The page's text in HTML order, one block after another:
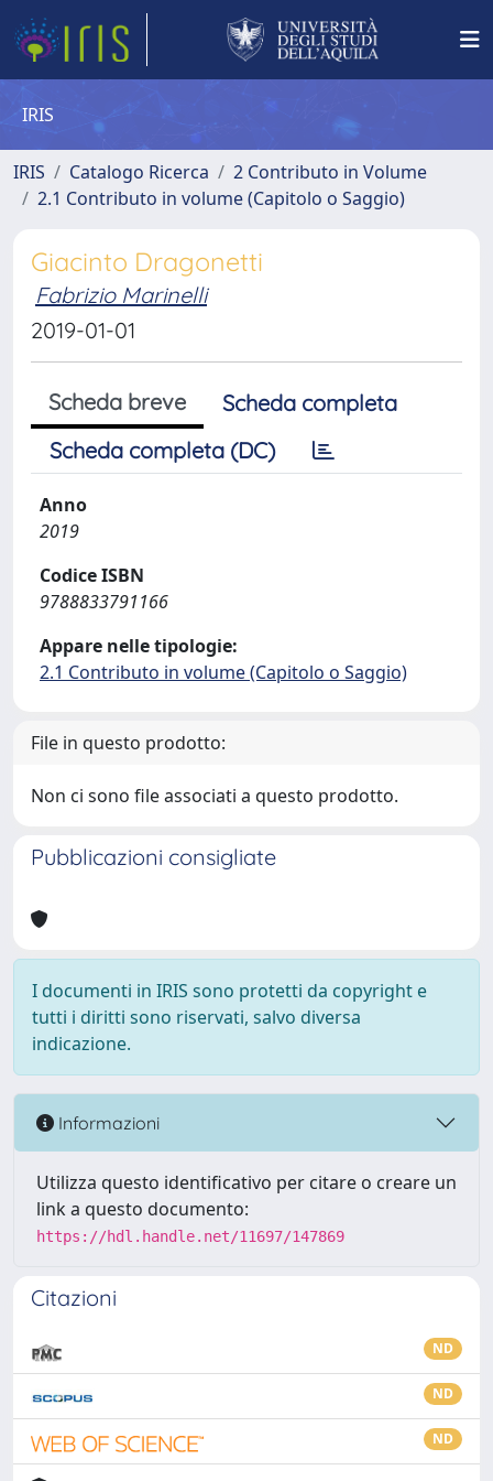
IRIS
IRIS Catalogo Ricerca
2 Contributo in Volume
2.1 Contributo in volume (Capitolo o Saggio)
Giacinto Dragonetti
Fabrizio Marinelli
2019-01-01
Scheda breve
Scheda completa
Scheda completa (DC)
Anno
2019
Codice ISBN
9788833791166
Appare nelle tipologie:
2.1 Contributo in volume (Capitolo o Saggio)
File in questo prodotto:
Non ci sono file associati a questo prodotto.
Pubblicazioni consigliate
I documenti in IRIS sono protetti da copyright e
tutti i diritti sono riservati, salvo diversa
indicazione.
Informazioni
Utilizza questo identificativo per citare o creare un
link a questo documento:
https://hdl.handle.net/11697/147869
Citazioni
ND
ND
ND